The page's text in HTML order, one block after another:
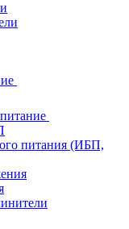
питания (ИБП,